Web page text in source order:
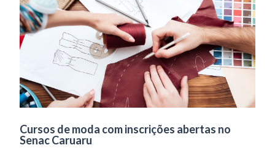
Cursos de moda com inscrições abertas no
Senac Caruaru